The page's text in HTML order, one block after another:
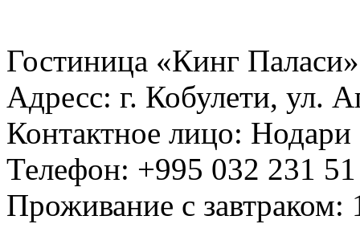
Гостиница «Кинг Паласи»
Адресс: г. Кобулети, ул.
Контактное лицо: Нодари
Телефон: +995 032 231
Проживание с завтраком: